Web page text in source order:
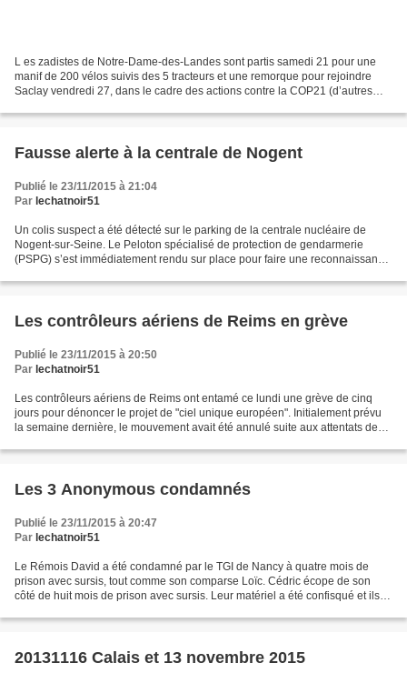
L es zadistes de Notre-Dame-des-Landes sont partis samedi 21 pour une
manif de 200 vélos suivis des 5 tracteurs et une remorque pour rejoindre
Saclay vendredi 27, dans le cadre des actions contre la COP21 (d’autres
Fausse alerte à la centrale de Nogent
Publié le 23/11/2015 à 21:04
Par lechatnoir51
Un colis suspect a été détecté sur le parking de la centrale nucléaire de
Nogent-sur-Seine. Le Peloton spécialisé de protection de gendarmerie
(PSPG) s’est immédiatement rendu sur place pour faire une reconnaissance
Les contrôleurs aériens de Reims en grève
Publié le 23/11/2015 à 20:50
Par lechatnoir51
Les contrôleurs aériens de Reims ont entamé ce lundi une grève de cinq
jours pour dénoncer le projet de "ciel unique européen". Initialement prévu
la semaine dernière, le mouvement avait été annulé suite aux attentats de
Les 3 Anonymous condamnés
Publié le 23/11/2015 à 20:47
Par lechatnoir51
Le Rémois David a été condamné par le TGI de Nancy à quatre mois de
prison avec sursis, tout comme son comparse Loïc. Cédric écope de son
côté de huit mois de prison avec sursis. Leur matériel a été confisqué et ils
20131116 Calais et 13 novembre 2015